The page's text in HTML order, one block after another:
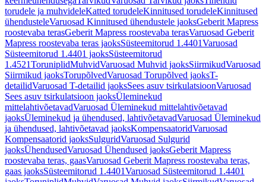
torudele ja muhvideleKatted torudeleKinnitused torudeleKinnitused
ühendusteleVaruosad Kinnitused ühendustele jaoksGeberit Mapress
roostevaba terasGeberit Mapress roostevaba terasVaruosad Geberit
Mapress roostevaba teras jaoksSüsteemitorud 1.4401Varuosad
Süsteemitorud 1.4401 jaoksSüsteemitorud
1.4521ToruniplidMuhvidVaruosad Muhvid jaoksSiirmikudVaruosad
Siirmikud jaoksTorupõlvedVaruosad Torupõlved jaoksT-
detailidVaruosad T-detailid jaoksSees asuv tsirkulatsioonVaruosad
Sees asuv tsirkulatsioon jaoksÜleminekud
mittelahtivõetavadVaruosad Üleminekud mittelahtivõetavad
jaoksÜleminekud ja ühendused, lahtivõetavadVaruosad Üleminekud
ja ühendused, lahtivõetavad jaoksKompensaatoridVaruosad
Kompensaatorid jaoksSulguridVaruosad Sulgurid
jaoksÜhendusedVaruosad Ühendused jaoksGeberit Mapress
roostevaba teras, gaasVaruosad Geberit Mapress roostevaba teras,
gaas jaoksSüsteemitorud 1.4401Varuosad Süsteemitorud 1.4401